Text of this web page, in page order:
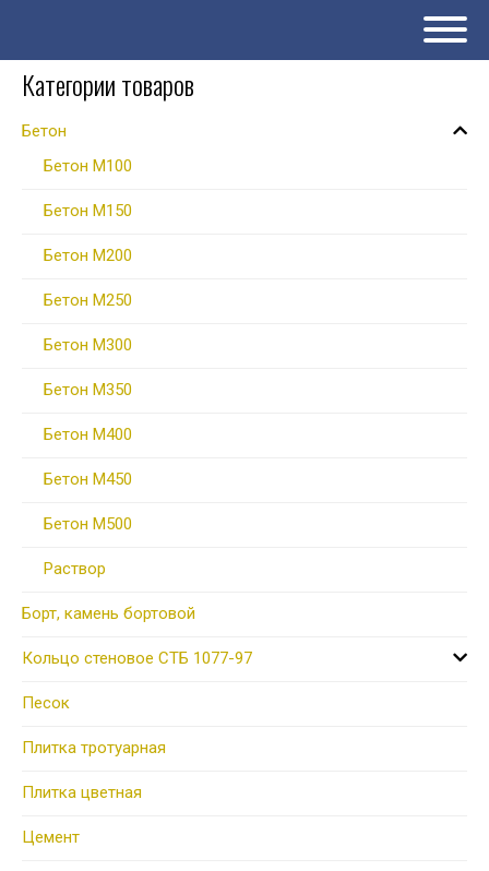
Категории товаров
Бетон
Бетон М100
Бетон М150
Бетон М200
Бетон М250
Бетон М300
Бетон М350
Бетон М400
Бетон М450
Бетон М500
Раствор
Борт, камень бортовой
Кольцо стеновое СТБ 1077-97
Песок
Плитка тротуарная
Плитка цветная
Цемент